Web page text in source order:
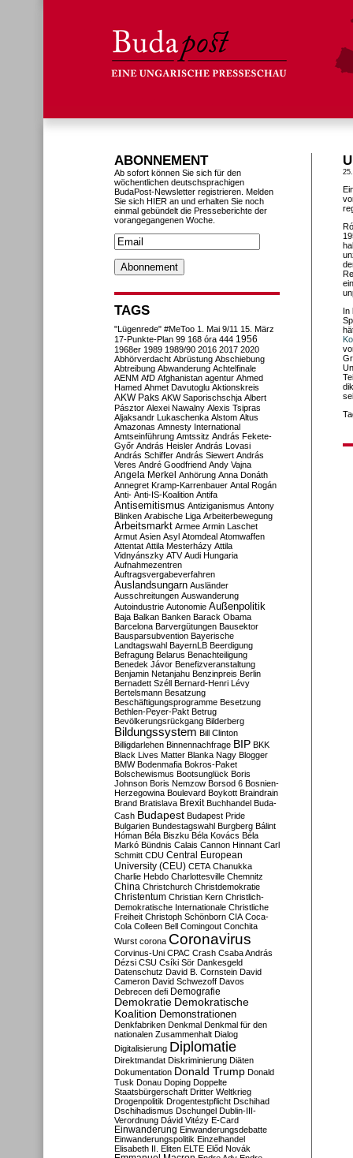
In
ABONNEMENT
Ab sofort können Sie sich für den
wöchentlichen deutschsprachigen
BudaPost-Newsletter registrieren. Melden
Sie sich HIER an und erhalten Sie noch
einmal gebündelt die Presseberichte der
vorangegangenen Woche.
TAGS
"Lügenrede" #MeToo 1. Mai 9/11 15. März
17-Punkte-Plan 99 168 óra 444 1956
1968er 1989 1989/90 2016 2017 2020
Abhörverdacht Abrüstung Abschiebung
Abtreibung Abwanderung Achtelfinale
AENM AfD Afghanistan agentur Ahmed
Hamed Ahmet Davutoglu Aktionskreis
AKW Paks AKW Saporischschja Albert
Pásztor Alexei Nawalny Alexis Tsipras
Aljaksandr Lukaschenka Alstom Altus
Amazonas Amnesty International
Amtseinführung Amtssitz András Fekete-
Győr András Heisler András Lovasi
András Schiffer András Siewert András
Veres André Goodfriend Andy Vajna
Angela Merkel Anhörung Anna Donáth
Annegret Kramp-Karrenbauer Antal Rogán
Anti- Anti-IS-Koalition Antifa
Antisemitismus Antiziganismus Antony
Blinken Arabische Liga Arbeiterbewegung
Arbeitsmarkt Armee Armin Laschet
Armut Asien Asyl Atomdeal Atomwaffen
Attentat Attila Mesterházy Attila
Vidnyánszky ATV Audi Hungaria
Aufnahmezentren
Auftragsvergabeverfahren
Auslandsungarn Ausländer
Ausschreitungen Auswanderung
Autoindustrie Autonomie Außenpolitik
Baja Balkan Banken Barack Obama
Barcelona Barvergütungen Bausektor
Bausparsubvention Bayerische
Landtagswahl BayernLB Beerdigung
Befragung Belarus Benachteiligung
Benedek Jávor Benefizveranstaltung
Benjamin Netanjahu Benzinpreis Berlin
Bernadett Széll Bernard-Henri Lévy
Bertelsmann Besatzung
Beschäftigungsprogramme Besetzung
Bethlen-Peyer-Pakt Betrug
Bevölkerungsrückgang Bilderberg
Bildungssystem Bill Clinton
Billigdarlehen Binnennachfrage BIP BKK
Black Lives Matter Blanka Nagy Blogger
BMW Bodenmafia Bokros-Paket
Bolschewismus Bootsunglück Boris
Johnson Boris Nemzow Borsod 6 Bosnien-
Herzegowina Boulevard Boykott Braindrain
Brand Bratislava Brexit Buchhandel Buda-
Cash Budapest Budapest Pride
Bulgarien Bundestagswahl Burgberg Bálint
Hóman Béla Biszku Béla Kovács Béla
Markó Bündnis Calais Cannon Hinnant Carl
Schmitt CDU Central European
University (CEU) CETA Chanukka
Charlie Hebdo Charlottesville Chemnitz
China Christchurch Christdemokratie
Christentum Christian Kern Christlich-
Demokratische Internationale Christliche
Freiheit Christoph Schönborn CIA Coca-
Cola Colleen Bell Comingout Conchita
Wurst corona Coronavirus
Corvinus-Uni CPAC Crash Csaba András
Dézsi CSU Csíki Sör Dankesgeld
Datenschutz David B. Cornstein David
Cameron David Schwezoff Davos
Debrecen defi Demografie
Demokratie Demokratische
Koalition Demonstrationen
Denkfabriken Denkmal Denkmal für den
nationalen Zusammenhalt Dialog
Digitalisierung Diplomatie
Direktmandat Diskriminierung Diäten
Dokumentation Donald Trump Donald
Tusk Donau Doping Doppelte
Staatsbürgerschaft Dritter Weltkrieg
Drogenpolitik Drogentestpflicht Dschihad
Dschihadismus Dschungel Dublin-III-
Verordnung Dávid Vitézy E-Card
Einwanderung Einwanderungsdebatte
Einwanderungspolitik Einzelhandel
Elisabeth II. Eliten ELTE Előd Novák